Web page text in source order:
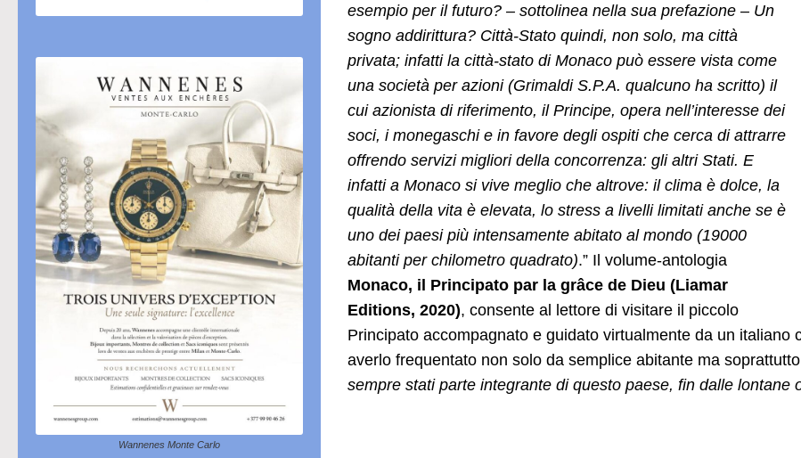
esempio per il futuro? – sottolinea nella sua prefazione – Un
sogno addirittura? Città-Stato quindi, non solo, ma città
privata; infatti la città-stato di Monaco può essere vista come
una società per azioni (Grimaldi S.P.A. qualcuno ha scritto) il
cui azionista di riferimento, il Principe, opera nell’interesse dei
soci, i monegaschi e in favore degli ospiti che cerca di attrarre
offrendo servizi migliori della concorrenza: gli altri Stati. E
infatti a Monaco si vive meglio che altrove: il clima è dolce, la
qualità della vita è elevata, lo stress a livelli limitati anche se è
uno dei paesi più intensamente abitato al mondo (19000
abitanti per chilometro quadrato).” Il volume-antologia
Monaco, il Principato par la grâce de Dieu (Liamar
Editions, 2020), consente al lettore di visitare il piccolo
Principato accompagnato e guidato virtualmente da un
averlo frequentato non solo da semplice abitante ma
sempre stati parte integrante di questo paese, fin dalle lontane
Wannenes Monte Carlo